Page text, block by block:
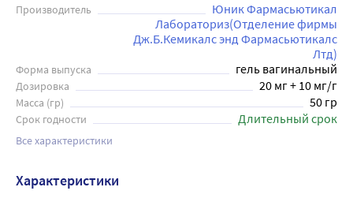
Производитель
Юник Фармасьютикал
Лабораториз(Отделение фирмы
Дж.Б.Кемикалс энд Фармасьютикалс
Лтд)
Форма выпуска гель вагинальный
Дозировка 20 мг + 10 мг/г
Масса (гр) 50 гр
Срок годности Длительный срок
Все характеристики
Характеристики